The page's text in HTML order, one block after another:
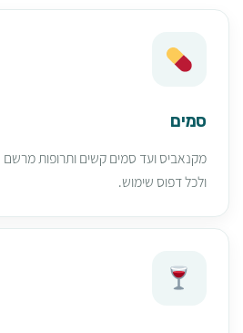
סמים
מקנאביס ועד סמים קשים ותרופות מרשם
ולכל דפוס שימוש.